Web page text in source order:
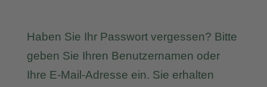
Haben Sie Ihr Passwort vergessen? Bitte
geben Sie Ihren Benutzernamen oder
Ihre E-Mail-Adresse ein. Sie erhalten